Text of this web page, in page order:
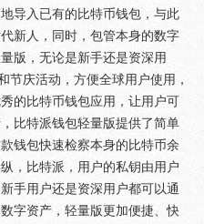
导入已有的比特币钱包，与此
新人，同时，包管本身的数字
版，无论是新手还是资深用
节庆活动，方便全球用户使用，
的比特币钱包应用，让用户可
比特派钱包轻量版提供了简单
钱包快速检察本身的比特币余
，比特派，用户的私钥由用户
手用户还是资深用户都可以通
字资产，轻量版更加便捷、快